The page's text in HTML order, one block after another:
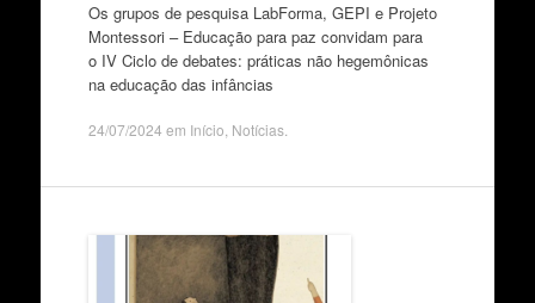
Os grupos de pesquisa LabForma, GEPI e Projeto
Montessori – Educação para paz convidam para
o IV Ciclo de debates: práticas não hegemônicas
na educação das infâncias
24/07/2024 em Início Notícias.